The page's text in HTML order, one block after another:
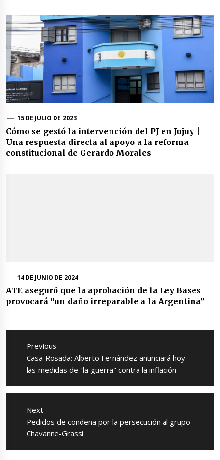
15 DE JULIO DE 2023
Cómo se gestó la intervención del PJ en Jujuy |
Una respuesta directa al apoyo a la reforma
constitucional de Gerardo Morales
14 DE JUNIO DE 2024
ATE aseguró que la aprobación de la Ley Bases
provocará “un daño irreparable a la Argentina”
Navegación
entradas
Previous
Previous
post:
Casa Rosada: Alberto Fernández anunciará hoy
las medidas de "la guerra" contra la inflación
Next
Next
post:
Pedidos de condena por la persecución al grupo
Chavanne-Grassi